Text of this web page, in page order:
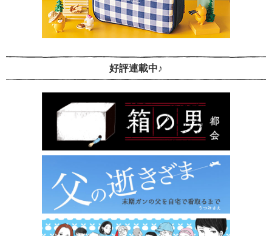
好評連載中♪